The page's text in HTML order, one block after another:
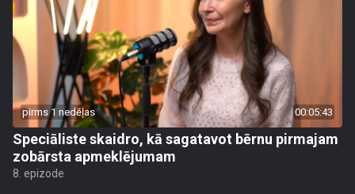
pirms 1 nedēļas 00:05:43
Speciāliste skaidro, kā sagatavot bērnu pirmajam
zobārsta apmeklējumam
8. epizode